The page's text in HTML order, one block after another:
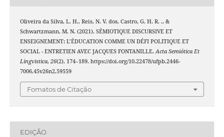
Oliveira da Silva, L. H., Reis, N. V. dos, Castro, G. H. R. ., &
Schwartzmann, M. N. (2021). SÉMIOTIQUE DISCURSIVE ET
ENSEIGNEMENT: L’ÉDUCATION COMME UN DÉFI POLITIQUE ET
SOCIAL - ENTRETIEN AVEC JACQUES FONTANILLE.Acta Semiótica Et
Lingvistica, 26(2), 174–189. https://doi.org/10.22478/ufpb.2446-
7006.45v26n2.59559
Fomatos de Citação
EDIÇÃO